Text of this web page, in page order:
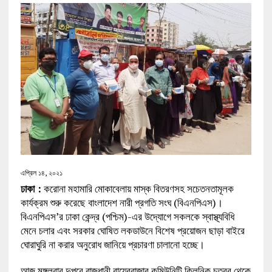
এপ্রিল ১৪, ২০২১
ঢাকা : করোনা মহামারি মোকাবেলায় মাস্ক বিতরণসহ সচেতনতামূলক
কার্যক্রম শুরু করেছে বাংলাদেশ নারী প্রগতি সংঘ (বিএনপিএস)।
বিএনপিএস’র ঢাকা কেন্দ্র (পশ্চিম)-এর উদ্যোগে সকলকে স্বাস্থ্যবিধি
মেনে চলার এবং সরকার ঘোষিত লকডাউনে বিশেষ প্রয়োজন ছাড়া বাইরে
ঘোরাঘুরি না করার অনুরোধ জানিয়ে প্রচারণা চালানো হচ্ছে।